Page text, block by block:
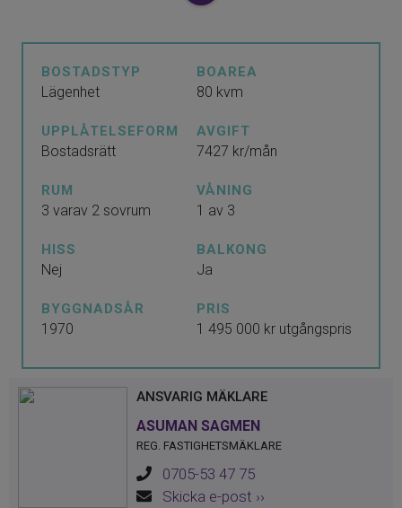
generöst vardagsrum och en inglasad
vår till sen höst. Lägenheten bjuder på
ljusa väggar, vackra parkettgolv och en
härlig känsla av rymd.
-En trappa upp – bekvämt men med viss
avskildhet
-Gavelläge - extra fönster i
vardagsrummet
-Två rymliga sovrum med bra förvaring
-Förråd direkt utanför dörren – praktiskt
-Luftigt och socialt vardagsrum med gott
BOSTADSTYP
Lägenhet
BOAREA
80 kvm
UPPLÅTELSEFORM
Bostadsrätt
AVGIFT
7427 kr/mån
RUM
3 varav 2 sovrum
VÅNING
1 av 3
HISS
Nej
BALKONG
Ja
BYGGNADSÅR
1970
PRIS
1 495 000 kr utgångspris
ANSVARIG MÄKLARE
ASUMAN SAGMEN
REG. FASTIGHETSMÄKLARE
0705-53 47 75
Skicka e-post ››